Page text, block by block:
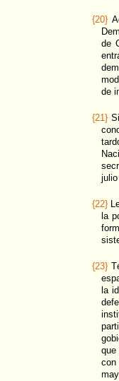
{20}
de
de
{21}
{22}
la
{23}
la
con